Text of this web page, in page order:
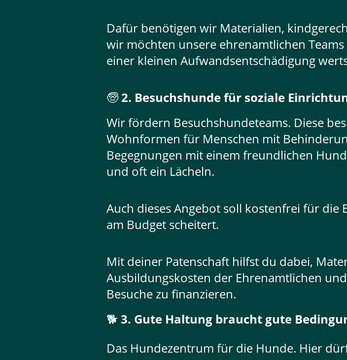
Dafür benötigen wir Materialien,
wir möchten unsere ehrenamtlichen
einer kleinen Aufwandsentschädigung
🧓 2. Besuchshunde für soziale
Wir fördern Besuchshundeteams. Diese
Wohnformen für Menschen mit
Begegnungen mit einem freundlichen
und oft ein Lächeln.
Auch dieses Angebot soll kostenfrei für
am Budget scheitert.
Mit deiner Patenschaft hilfst du dabei,
Ausbildungskosten der Ehrenamtlichen
Besuche zu finanzieren.
🐕 3. Gute Haltung braucht gute
Das Hundezentrum für die Hunde. Hier